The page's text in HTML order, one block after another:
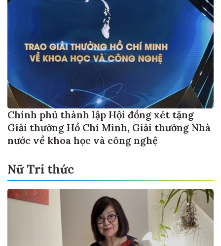
Chính phủ thành lập Hội đồng xét tặng
Giải thưởng Hồ Chí Minh, Giải thưởng Nhà
nước về khoa học và công nghệ
Nữ Trí thức